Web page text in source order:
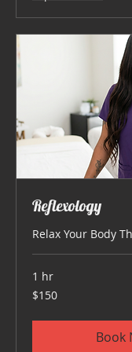
Reflexology
Relax Your Body
1 hr
150
US
$150
Book